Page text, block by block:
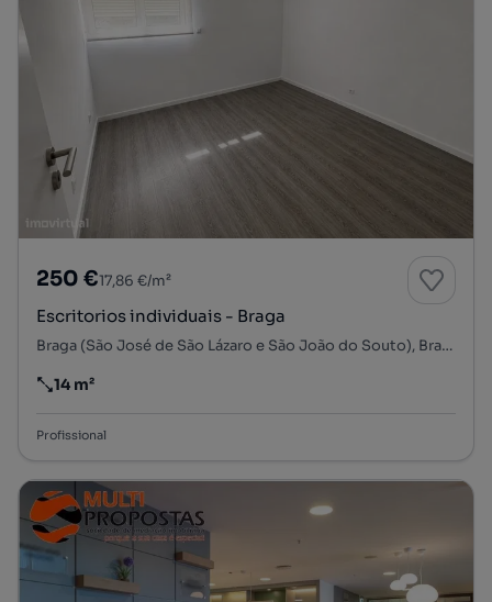
250 €17,86 €/m²
Escritorios individuais - Braga
Braga (São José de São Lázaro e São João do Souto), Braga, Braga
Preço por metro quadrado
14 m²
Profissional